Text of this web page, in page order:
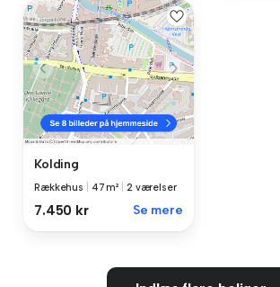
Kolding
Rækkehus 47 m² 2 værelser
7.450 kr Se mere